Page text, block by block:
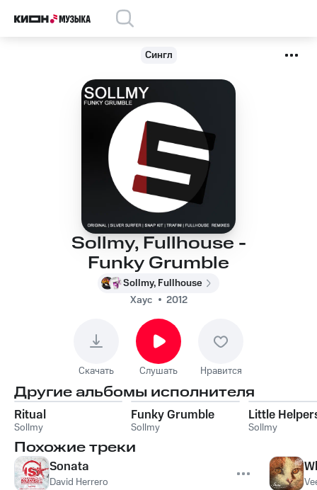
Сингл
Sollmy, Fullhouse -
Funky Grumble
Sollmy, Fullhouse
Хаус
2012
Скачать Слушать Нравится
Другие альбомы исполнителя
Ritual
Sollmy
Funky Grumble
Sollmy
Little
Sollmy
Похожие треки
Sonata
David Herrero